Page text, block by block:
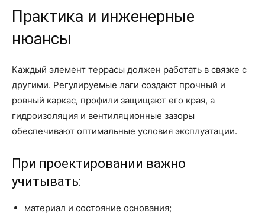
Практика и инженерные
нюансы
Каждый элемент террасы должен работать в связке с
другими. Регулируемые лаги создают прочный и
ровный каркас, профили защищают его края, а
гидроизоляция и вентиляционные зазоры
обеспечивают оптимальные условия эксплуатации.
При проектировании важно
учитывать:
материал и состояние основания;